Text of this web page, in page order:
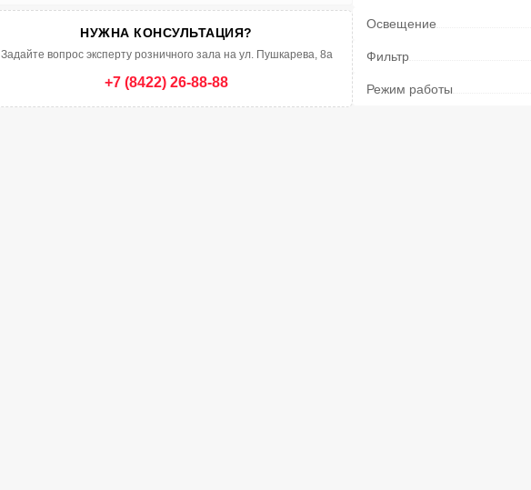
НУЖНА КОНСУЛЬТАЦИЯ?
Задайте вопрос эксперту розничного зала на ул. Пушкарева, 8а
+7 (8422) 26-88-88
Освещение
Фильтр
Режим работы